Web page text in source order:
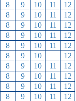
8 9 10 11
12
8 9 10 11
12
8 9 10 11
12
8 9 10 11
12
8 9 10 11
12
8 9 10
12
8 9 10 11
12
8 9 10 11
12
8 9 10 11
12
8 9 10 11
12